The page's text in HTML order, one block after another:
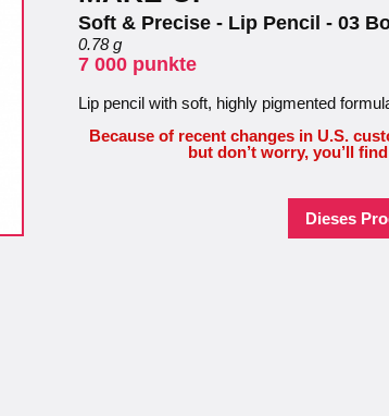
Soft & Precise - Lip Pencil - 03
0.78 g
7 000 punkte
Lip pencil with soft, highly pigmented
Because of recent changes in U.S.
but don’t worry, you’ll
Dieses